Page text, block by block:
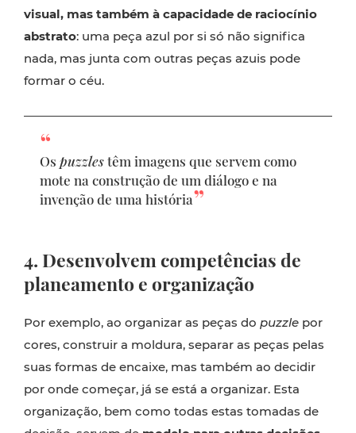
visual, mas também à capacidade de raciocínio
abstrato: uma peça azul por si só não significa
nada, mas junta com outras peças azuis pode
formar o céu.
Os puzzlestêm imagens que servem como
mote na construção de um diálogo e na
invenção de uma história
4. Desenvolvem competências de
planeamento e organização
Por exemplo, ao organizar as peças do puzzle por
cores, construir a moldura, separar as peças pelas
suas formas de encaixe, mas também ao decidir
por onde começar, já se está a organizar. Esta
organização, bem como todas estas tomadas de